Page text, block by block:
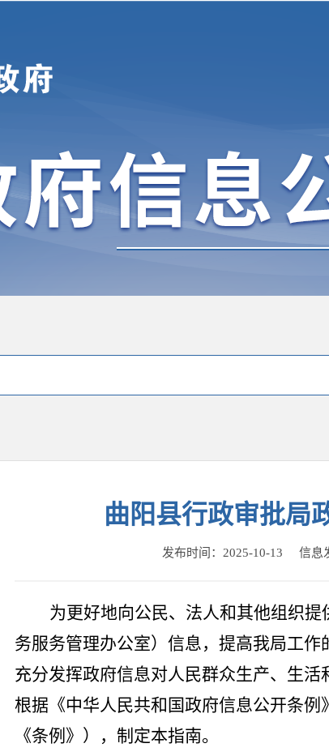
曲阳县行政审批局
发布时间：2025-10-13 信息
为更好地向公民、法人和其他组织
务服务管理办公室）信息，提高我局工作
充分发挥政府信息对人民群众生产、生活
根据《中华人民共和国政府信息公开条例
《条例》），制定本指南。